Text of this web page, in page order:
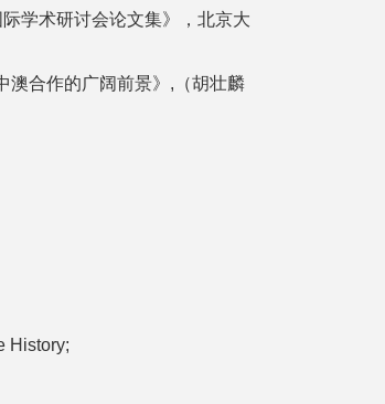
学术研讨会论文集》，北京大
澳合作的广阔前景》,（胡壮麟
History;